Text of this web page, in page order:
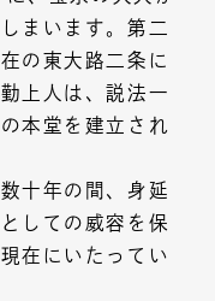
まいます。第二
の東大路二条に
上人は、説法一
本堂を建立され
十年の間、身延
しての威容を保
在にいたってい